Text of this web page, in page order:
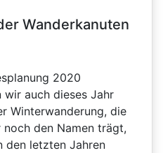
Wanderkanuten
2020
auch dieses Jahr
Winterwanderung, die
den Namen trägt,
den letzten Jahren